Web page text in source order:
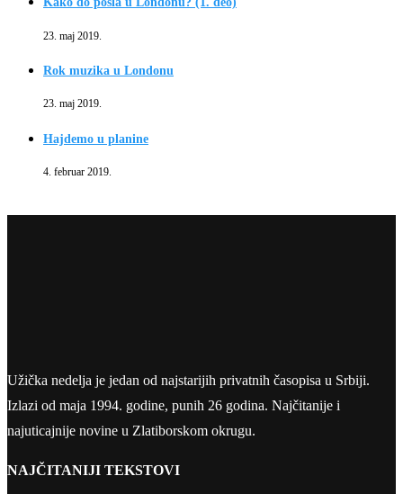
23. maj 2019.
Rok muzika u Londonu
23. maj 2019.
Hajdemo u planine
4. februar 2019.
Užička nedelja je jedan od najstarijih privatnih časopisa u Srbiji.
Izlazi od maja 1994. godine, punih 26 godina. Najčitanije i
najuticajnije novine u Zlatiborskom okrugu.
NAJČITANIJI TEKSTOVI